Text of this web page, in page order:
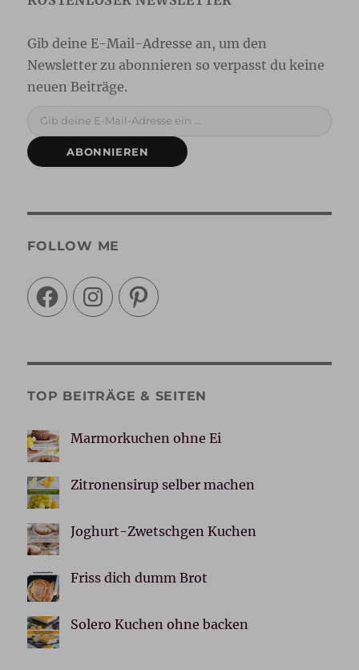
ABONNIEREN
FOLLOW ME
FacebookInstagramPinterest
TOP BEITRÄGE & SEITEN
Marmorkuchen ohne Ei
Zitronensirup selber machen
Joghurt-Zwetschgen Kuchen
Friss dich dumm Brot
Solero Kuchen ohne backen